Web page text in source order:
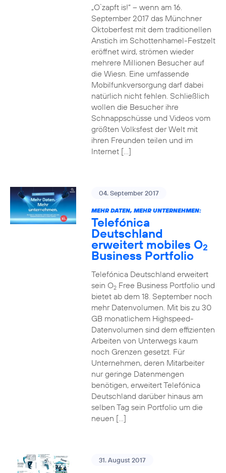
„O`zapft is!“ – wenn am 16.
September 2017 das Münchner
Oktoberfest mit dem traditionellen
Anstich im Schottenhamel-Festzelt
eröffnet wird, strömen wieder
mehrere Millionen Besucher auf
die Wiesn. Eine umfassende
Mobilfunkversorgung darf dabei
natürlich nicht fehlen. Schließlich
wollen die Besucher ihre
Schnappschüsse und Videos vom
größten Volksfest der Welt mit
ihren Freunden teilen und im
Internet […]
04. September 2017
MEHR DATEN, MEHR UNTERNEHMEN:
Telefónica
Deutschland
erweitert mobiles O2
Business Portfolio
Telefónica Deutschland erweitert
sein O2Free Business Portfolio und
bietet ab dem 18. September noch
mehr Datenvolumen. Mit bis zu 30
GB monatlichem Highspeed-
Datenvolumen sind dem effizienten
Arbeiten von Unterwegs kaum
noch Grenzen gesetzt. Für
Unternehmen, deren Mitarbeiter
nur geringe Datenmengen
benötigen, erweitert Telefónica
Deutschland darüber hinaus am
selben Tag sein Portfolio um die
neuen […]
31. August 2017